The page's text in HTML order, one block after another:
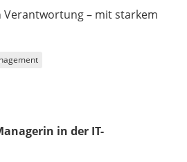
Verantwortung – mit starkem
in der IT-